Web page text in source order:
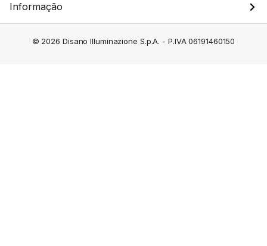
Informação
© 2026 Disano Illuminazione S.p.A. - P.IVA 06191460150